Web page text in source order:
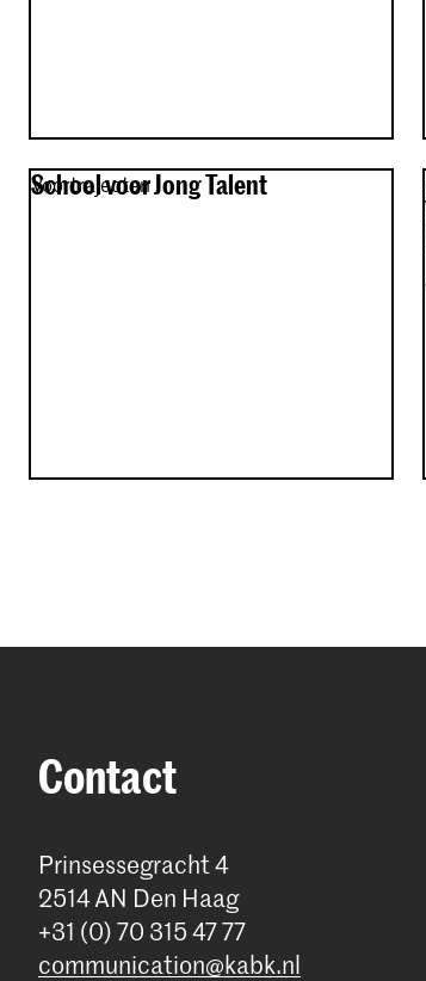
School voor Jong Talent
Voortrajecten
Contact
Prinsessegracht 4
2514 AN Den Haag
+31 (0) 70 315 47 77
communication@kabk.nl